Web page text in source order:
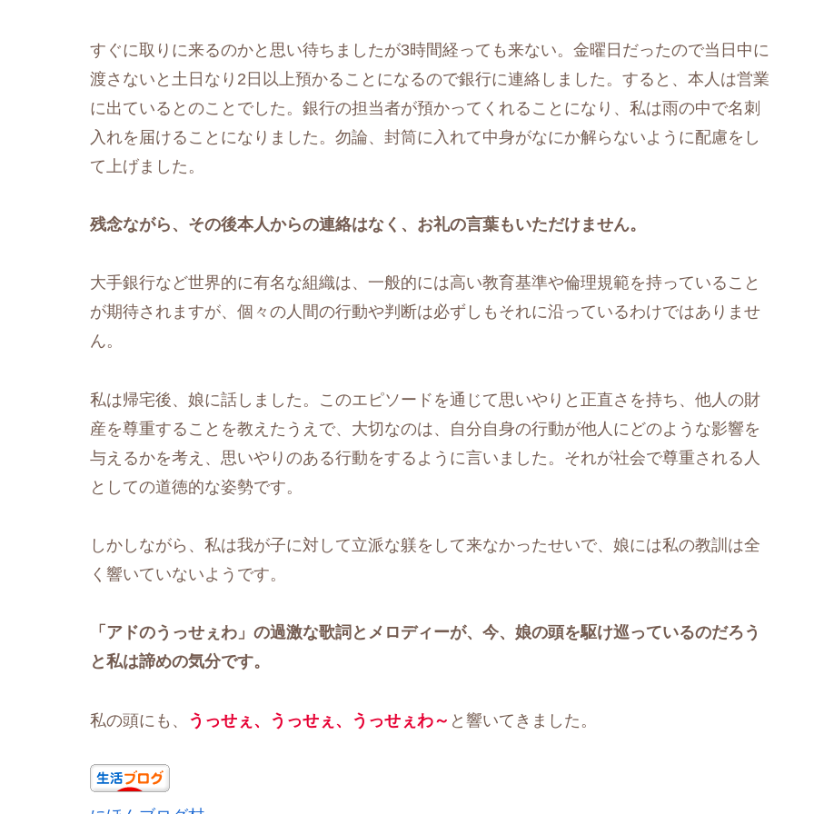
すぐに取りに来るのかと思い待ちましたが3時間経っても来ない。金曜日だったので当日中に
渡さないと土日なり2日以上預かることになるので銀行に連絡しました。すると、本人は営業
に出ているとのことでした。銀行の担当者が預かってくれることになり、私は雨の中で名刺
入れを届けることになりました。勿論、封筒に入れて中身がなにか解らないように配慮をし
て上げました。
残念ながら、その後本人からの連絡はなく、お礼の言葉もいただけません。
大手銀行など世界的に有名な組織は、一般的には高い教育基準や倫理規範を持っていること
が期待されますが、個々の人間の行動や判断は必ずしもそれに沿っているわけではありませ
ん。
私は帰宅後、娘に話しました。このエピソードを通じて思いやりと正直さを持ち、他人の財
産を尊重することを教えたうえで、大切なのは、自分自身の行動が他人にどのような影響を
与えるかを考え、思いやりのある行動をするように言いました。それが社会で尊重される人
としての道徳的な姿勢です。
しかしながら、私は我が子に対して立派な躾をして来なかったせいで、娘には私の教訓は全
く響いていないようです。
「アドのうっせぇわ」の過激な歌詞とメロディーが、今、娘の頭を駆け巡っているのだろう
と私は諦めの気分です。
私の頭にも、 うっせぇ、うっせぇ、うっせぇわ～ と響いてきました。